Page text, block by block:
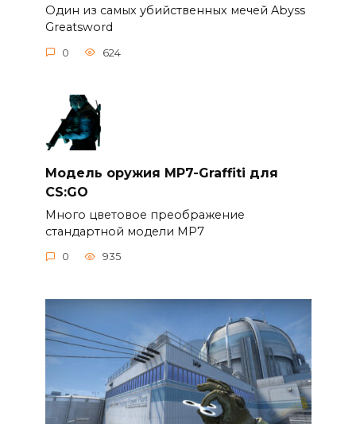
Один из самых убийственных мечей Abyss
Greatsword
0 624
Модель оружия MP7-Graffiti для
CS:GO
Много цветовое преображение
стандартной модели MP7
0 935